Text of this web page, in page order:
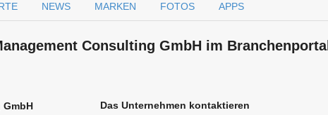
NEWS MARKEN FOTOS APPS
Consulting GmbH im Branchen­portal
Das Unternehmen kontaktieren